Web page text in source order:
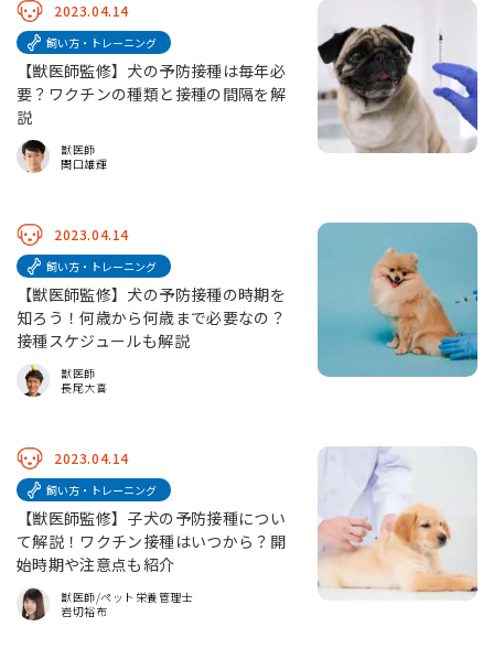
2023.04.14
飼い方・トレーニング
【獣医師監修】犬の予防接種は毎年必
要？ワクチンの種類と接種の間隔を解
説
獣医師
関口雄輝
2023.04.14
飼い方・トレーニング
【獣医師監修】犬の予防接種の時期を
知ろう！何歳から何歳まで必要なの？
接種スケジュールも解説
獣医師
長尾大喜
2023.04.14
飼い方・トレーニング
【獣医師監修】子犬の予防接種につい
て解説！ワクチン接種はいつから？開
始時期や注意点も紹介
獣医師/ペット栄養管理士
岩切裕布